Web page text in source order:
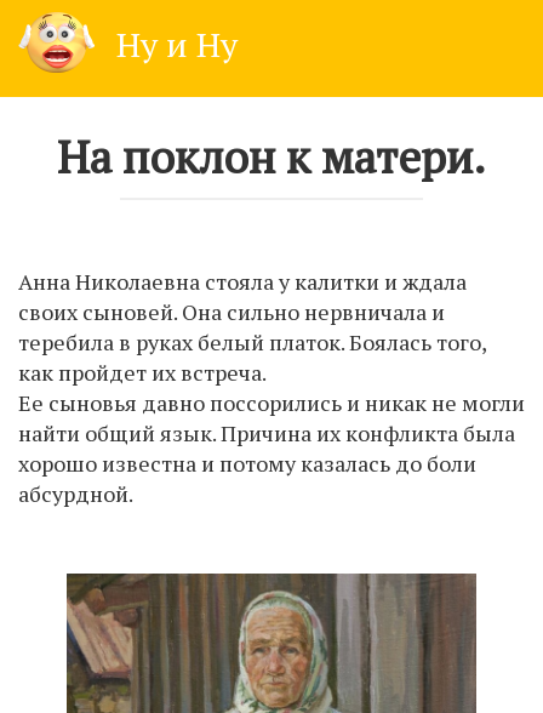
content
Ну и Ну
На поклон к матери.
Анна Николаевна стояла у калитки и ждала
своих сыновей. Она сильно нервничала и
теребила в руках белый платок. Боялась того,
как пройдет их встреча.
Ее сыновья давно поссорились и никак не могли
найти общий язык. Причина их конфликта была
хорошо известна и потому казалась до боли
абсурдной.